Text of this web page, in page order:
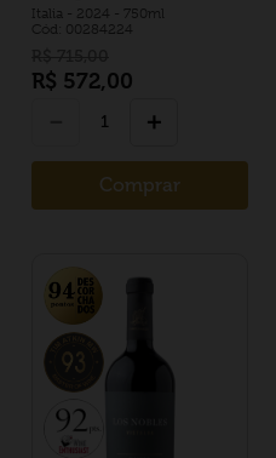
Italia - 2024 - 750ml
Cód: 00284224
R$ 572,00
＋
Comprar